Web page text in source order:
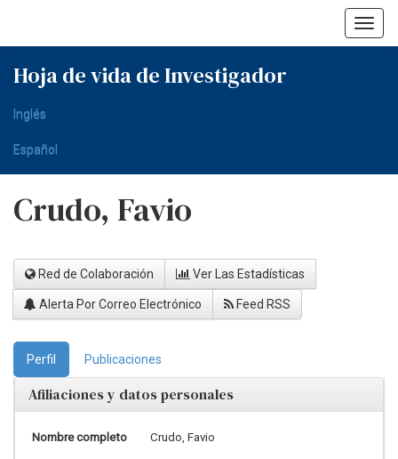
Hoja de vida de Investigador
Inglés
Español
Crudo, Favio
Red de Colaboración Ver Las Estadísticas
Alerta Por Correo Electrónico Feed RSS
Perfil Publicaciones
Afiliaciones y datos personales
Nombre completo Crudo, Favio